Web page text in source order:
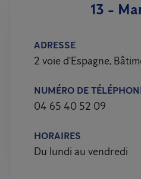
13 -
ADRESSE
2 voie d'Espagne,
NUMÉRO DE
04 65 40 52 09
HORAIRES
Du lundi au vendredi